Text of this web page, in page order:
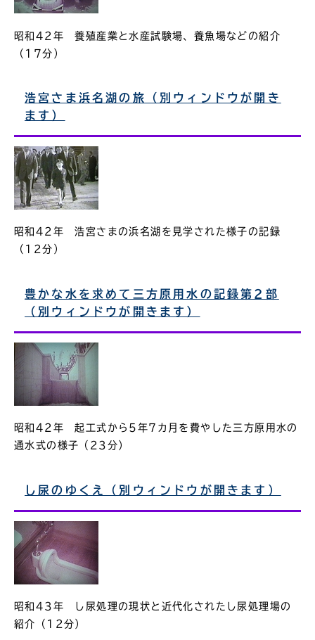
昭和42年 養殖産業と水産試験場、養魚場などの紹介
（17分）
浩宮さま浜名湖の旅（別ウィンドウが開き
ます）
昭和42年 浩宮さまの浜名湖を見学された様子の記録
（12分）
豊かな水を求めて三方原用水の記録第2部
（別ウィンドウが開きます）
昭和42年 起工式から5年7カ月を費やした三方原用水の
通水式の様子（23分）
し尿のゆくえ（別ウィンドウが開きます）
昭和43年 し尿処理の現状と近代化されたし尿処理場の
紹介（12分）